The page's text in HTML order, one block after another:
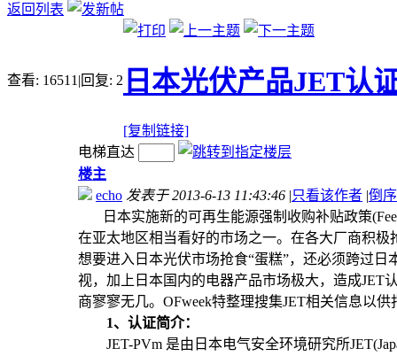
返回列表
查看: 16511 |回复: 2 日本光伏产品JET认
[复制链接]
电梯直达
楼主
echo 发表于 2013-6-13 11:43:46 |只看该作者 |倒
日本实施新的可再生能源强制收购补贴政策
在亚太地区相当看好的市场之一。在各大厂商积
想要进入日本光伏市场抢食“蛋糕”，还必须跨过
视，加上日本国内的电器产品市场极大，造成JET
商寥寥无几。OFweek特整理搜集JET相关信息以
1、认证简介：
JET-PVm 是由日本电气安全环境研究所